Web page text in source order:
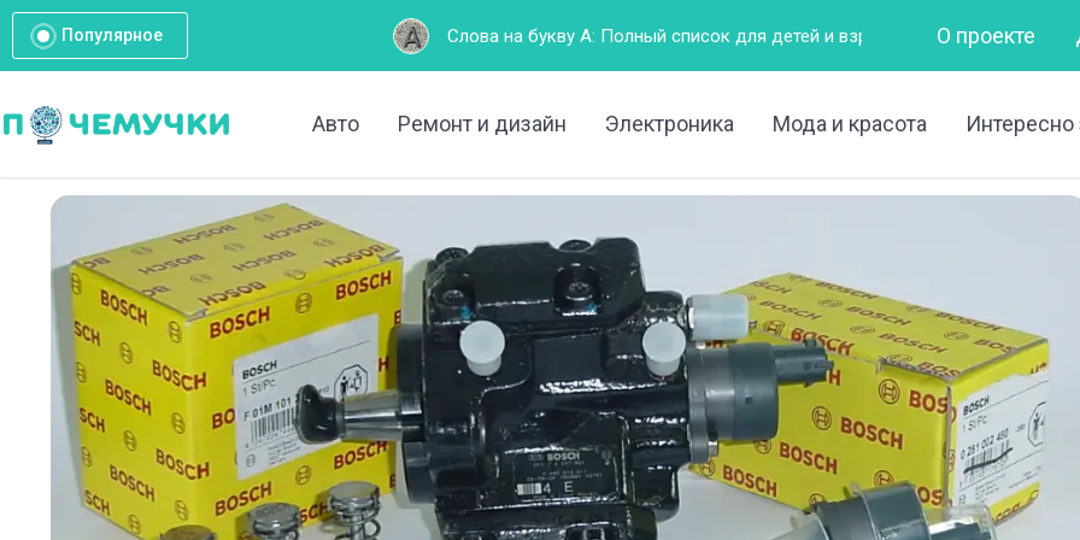
Популярное Слова на букву А: Полный список для детей и взрослых Горизонтально – это как?
О проекте
Авто Ремонт и дизайн Электроника Мода и красота Интересно